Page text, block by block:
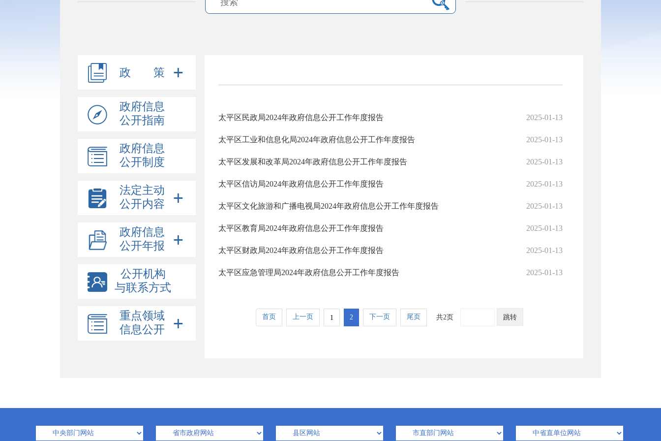
政 策
政府信息
公开指南
政府信息
公开制度
法定主动
公开内容
政府信息
公开年报
公开机构
与联系方式
重点领域
信息公开
太平区民政局2024年政府信息公开工作年度报告 2025-01-13
太平区工业和信息化局2024年政府信息公开工作年度报告 2025-01-13
太平区发展和改革局2024年政府信息公开工作年度报告 2025-01-13
太平区信访局2024年政府信息公开工作年度报告 2025-01-13
太平区文化旅游和广播电视局2024年政府信息公开工作年度报告 2025-01-13
太平区教育局2024年政府信息公开工作年度报告 2025-01-13
太平区财政局2024年政府信息公开工作年度报告 2025-01-13
太平区应急管理局2024年政府信息公开工作年度报告 2025-01-13
首页 上一页 1 2 下一页 尾页 共2页 跳转